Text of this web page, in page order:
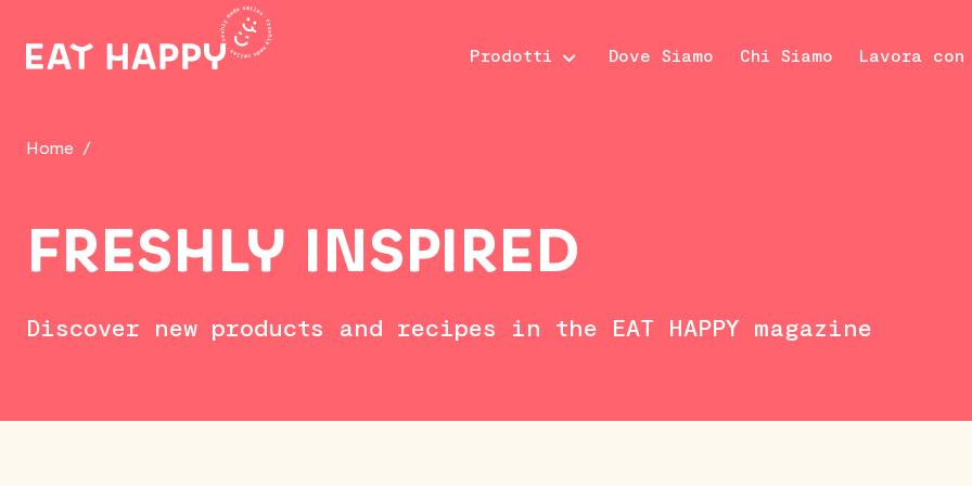
MAIN
Prodotti Dove Siamo Chi Siamo Lavora
Home /
FRESHLY INSPIRED
Discover new products and recipes in the EAT HAPPY magazine